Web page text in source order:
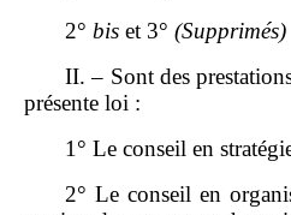
2° bis et 3° (Supprimés)
II. – Sont des
présente loi :
1° Le conseil en
2° Le conseil en